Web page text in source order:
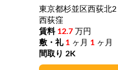
東京都杉並区西荻北2
西荻窪
12.7 万円
1 ヶ月 1 ヶ月
2K